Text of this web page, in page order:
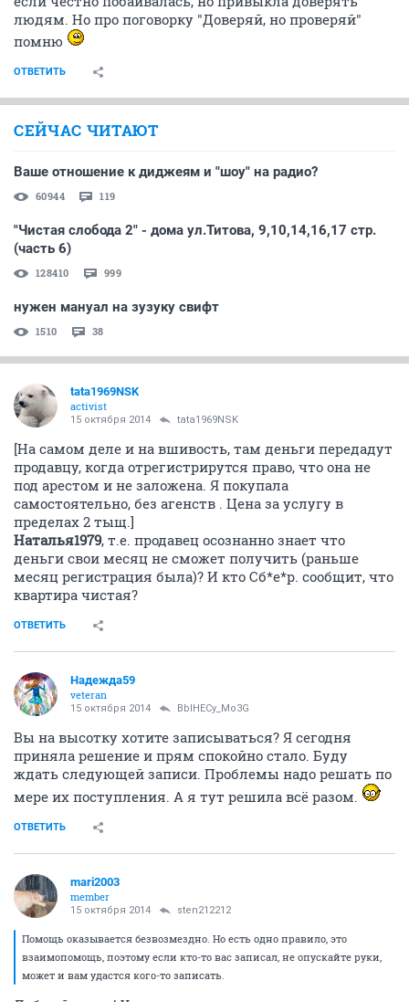
людям. Но про поговорку "Доверяй, но проверяй"
помню
ОТВЕТИТЬ
СЕЙЧАС ЧИТАЮТ
Ваше отношение к диджеям и "шоу" на радио?
60944 119
"Чистая слобода 2" - дома ул.Титова, 9,10,14,16,17 стр.
(часть 6)
128410 999
нужен мануал на зузуку свифт
1510 38
tata1969NSK
activist
15 октября 2014 tata1969NSK
[На самом деле и на вшивость, там деньги передадут
продавцу, когда отрегистрирутся право, что она не
под арестом и не заложена. Я покупала
самостоятельно, без агенств . Цена за услугу в
пределах 2 тыщ.]
Наталья1979, т.е. продавец осознанно знает что
деньги свои месяц не сможет получить (раньше
месяц регистрация была)? И кто Сб*е*р. сообщит, что
квартира чистая?
ОТВЕТИТЬ
Надежда59
veteran
15 октября 2014 BblHECy_Mo3G
Вы на высотку хотите записываться? Я сегодня
приняла решение и прям спокойно стало. Буду
ждать следующей записи. Проблемы надо решать по
мере их поступления. А я тут решила всё разом.
ОТВЕТИТЬ
mari2003
member
15 октября 2014 sten212212
Помощь оказывается безвозмездно. Но есть одно правило, это
взаимопомощь, поэтому если кто-то вас записал, не опускайте руки,
может и вам удастся кого-то записать.